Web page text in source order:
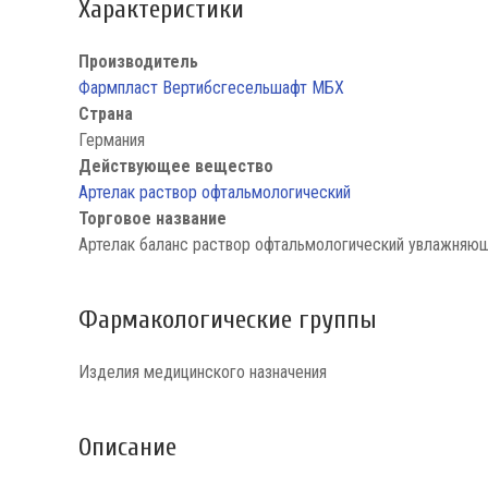
Характеристики
Производитель
Фармпласт Вертибсгесельшафт МБХ
Страна
Германия
Действующее вещество
Артелак раствор офтальмологический
Торговое название
Артелак баланс раствор офтальмологический
Фармакологические группы
Изделия медицинского назначения
Описание